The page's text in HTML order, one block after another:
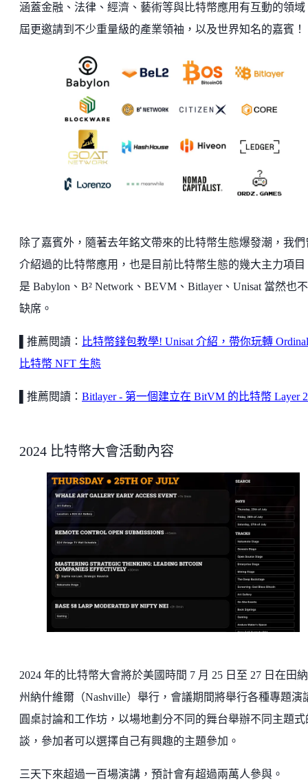
涵蓋金融、法律、經濟、藝術等與比特幣應用有互動的領域
屆更邀請到不少重量級的產業領袖，以及世界知名的嘉賓！
除了嘉賓外，隨著去年銘文帶來的比特幣生態爆發潮，我們
介紹過的比特幣應用，也是目前比特幣生態的幾大主力項目
是 Babylon、B² Network、BEVM、Bitlayer、Unisat 當然也
缺席。
▌推薦閱讀： 比特幣錢包教學! Unisat 介紹，帶你玩轉
比特幣 NFT 生態
▌推薦閱讀： Bitlayer - 第一個建立在 BitVM 的比特幣 Layer 2
2024 比特幣大會活動內容
2024 年的比特幣大會將於美國時間 7 月 25 日至 27 日在田
州納什維爾（Nashville）舉行，會議期間將舉行各種專題演
圓桌討論和工作坊，以場地劃分不同的舞台舉辦不同主題式
談，參加者可以選擇自己有興趣的主題參加。
三天下來超過一百場演講，預計會有超過兩萬人參與。